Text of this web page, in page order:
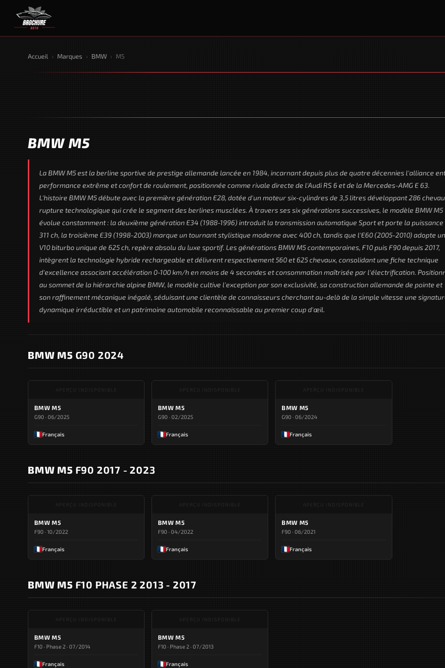
Accueil › Marques › BMW › M5
BMW M5
La BMW M5 est la berline sportive de prestige allemande lancée en 1984, incarnant depuis plus de quatre décennies l'alliance
performance extrême et confort de roulement, positionnée comme rivale directe de l'Audi RS 6 et de la Mercedes-AMG E 63.
L'histoire BMW M5 débute avec la première génération E28, dotée d'un moteur six-cylindres de 3,5 litres développant 286
rupture technologique qui crée le segment des berlines musclées. À travers ses six générations successives, le modèle BMW M5
évolue constamment : la deuxième génération E34 (1988-1996) introduit la transmission automatique Sport et porte la puissance
311 ch, la troisième E39 (1998-2003) marque un tournant stylistique moderne avec 400 ch, tandis que l'E60 (2005-2010) adopte un
V10 biturbo unique de 625 ch, repère absolu du luxe sportif. Les générations BMW M5 contemporaines, F10 puis F90 depuis 2017,
intègrent la technologie hybride rechargeable et délivrent respectivement 560 et 625 chevaux, consolidant une fiche technique
d'excellence associant accélération 0-100 km/h en moins de 4 secondes et consommation maîtrisée par l'électrification.
au sommet de la hiérarchie alpine BMW, le modèle cultive l'exception par son exclusivité, sa construction allemande de pointe et
son raffinement mécanique inégalé, séduisant une clientèle de connaisseurs cherchant au-delà de la simple vitesse une
dynamique irréductible et un patrimoine automobile reconnaissable au premier coup d'œil.
BMW M5 G90 2024
APERÇU INDISPONIBLE
BMW M5
G90 · 06/2025
Français
APERÇU INDISPONIBLE
BMW M5
G90 · 02/2025
Français
APERÇU INDISPONIBLE
BMW M5
G90 · 06/2024
Français
BMW M5 F90 2017 - 2023
APERÇU INDISPONIBLE
BMW M5
F90 · 10/2022
Français
APERÇU INDISPONIBLE
BMW M5
F90 · 04/2022
Français
APERÇU INDISPONIBLE
BMW M5
F90 · 06/2021
Français
BMW M5 F10 PHASE 2 2013 - 2017
APERÇU INDISPONIBLE
BMW M5
F10 · Phase 2 · 07/2014
Français
APERÇU INDISPONIBLE
BMW M5
F10 · Phase 2 · 07/2013
Français